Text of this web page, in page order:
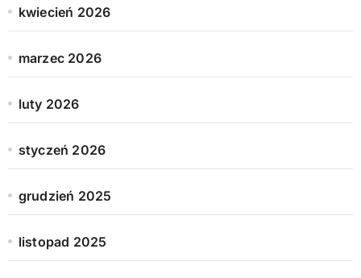
kwiecień 2026
marzec 2026
luty 2026
styczeń 2026
grudzień 2025
listopad 2025